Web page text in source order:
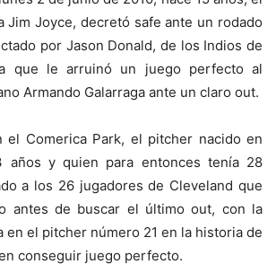
Jim Joyce, decretó safe ante un rodado
por Jason Donald, de los Indios de
que le arruinó un juego perfecto al
Armando Galarraga ante un claro out.
el Comerica Park, el pitcher nacido en
años y quien para entonces tenía 28
a los 26 jugadores de Cleveland que
antes de buscar el último out, con la
el pitcher número 21 en la historia de
conseguir juego perfecto.